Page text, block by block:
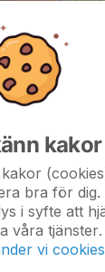
och det finns
ävenbeställa
kakor
bra för dig.
i syfte att
våra tjänster.
vi cookies